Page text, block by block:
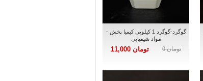
گوگرد-گوگرد 1 کیلویی کیمیا پخش -
مواد شیمیایی
تومان 0 تومان 11,000